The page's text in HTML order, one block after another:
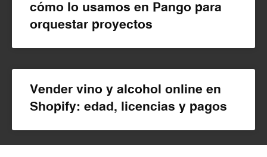
cómo lo usamos en Pango para
orquestar proyectos
Vender vino y alcohol online en
Shopify: edad, licencias y pagos